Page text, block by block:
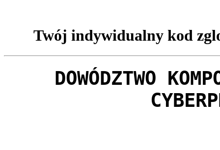
Twój indywidualny kod
DOWÓDZTWO